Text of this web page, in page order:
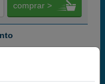
comprar >